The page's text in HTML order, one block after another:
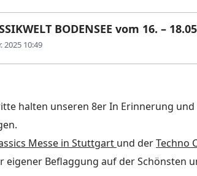
BODENSEE vom 16. –
2025 10:49
halten unseren 8er In Erinnerung
Messe in Stuttgart und derTechno
eigener Beflaggung auf der Schönsten